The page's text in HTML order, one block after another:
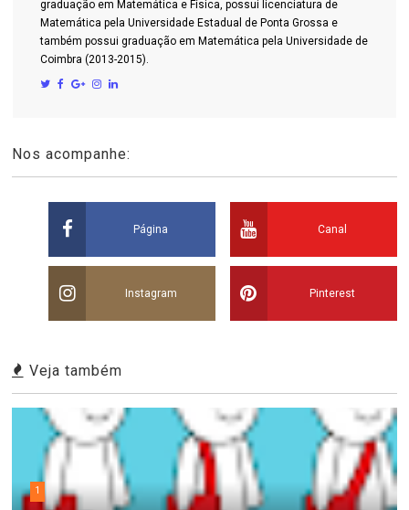
graduação em Matemática e Física, possui licenciatura de
Matemática pela Universidade Estadual de Ponta Grossa e
também possui graduação em Matemática pela Universidade de
Coimbra (2013-2015).
Nos acompanhe:
Página Canal
Instagram Pinterest
Veja também
1